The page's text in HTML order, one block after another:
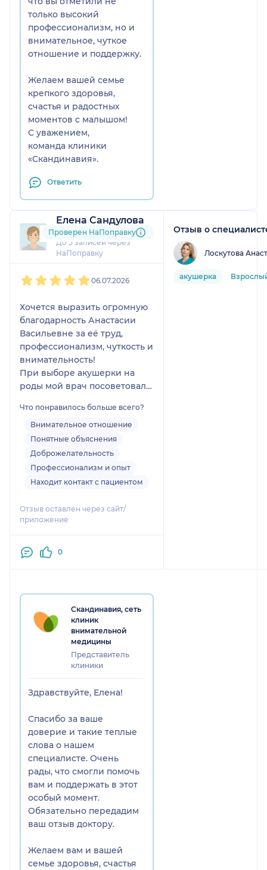
Если однажды мы решимся
на второго ребенка, то
рожать я хочу только у
Астаповича. Для нашей
семьи это врач, которому мы
С огромной благодарностью,
Александра Горшкова.
только высокий
профессионализм, но и
внимательное, чуткое
отношение и поддержку.
Желаем вашей семье
крепкого здоровья,
счастья и радостных
моментов с малышом!
С уважением,
команда клиники
«Скандинавия».
Ответить
Елена Сандулова
1 отзыв
До 5 записей через
НаПоправку
Проверен НаПоправку
06.07.2026
Хочется выразить огромную
благодарность Анастасии
Васильевне за её труд,
профессионализм, чуткость и
внимательность!
При выборе акушерки на
роды мой врач посоветовал
было самое лучшее и
правильное решение.
Благодаря её поддержке
роды прошли очень
комфортно, она всегда была
рядом, во всём помогала и
моменты подбадривала и
чувствовалось, что ты
руках❤️
Родила без осложнений,
благодаря золотым рукам
Анастасии Васильевны!
Очень добрый, светлый и
приятный человек. Если еще
раз решусь, то обязательно к
Что понравилось больше всего?
Внимательное отношение
Понятные объяснения
Доброжелательность
Профессионализм и опыт
Находит контакт с пациентом
Отзыв оставлен через сайт/
приложение
0
Отзыв о
Лоскутова
акушерка
Скандинавия, сеть
клиник
внимательной
медицины
Представитель
клиники
Здравствуйте, Елена!
Спасибо за ваше
доверие и такие теплые
слова о нашем
специалисте. Очень
рады, что смогли помочь
вам и поддержать в этот
особый момент.
Обязательно передадим
ваш отзыв доктору.
Желаем вам и вашей
семье здоровья, счастья